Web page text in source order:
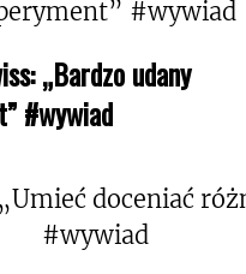
„Bardzo udany
#wywiad